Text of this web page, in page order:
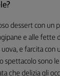
dessert con
e alle fette
e farcita
spettacolo sono
che delizia gli